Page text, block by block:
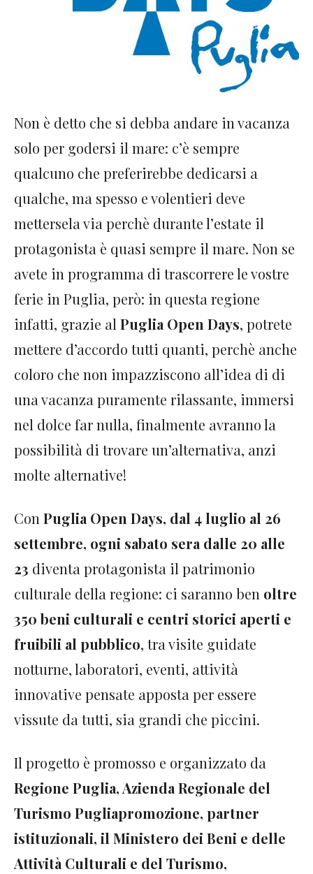
Non è detto che si debba andare in vacanza
solo per godersi il mare: c’è sempre
qualcuno che preferirebbe dedicarsi a
qualche, ma spesso e volentieri deve
mettersela via perchè durante l’estate il
protagonista è quasi sempre il mare. Non se
avete in programma di trascorrere le vostre
ferie in Puglia, però: in questa regione
infatti, grazie alPuglia Open Days, potrete
mettere d’accordo tutti quanti, perchè anche
coloro che non impazziscono all’idea di di
una vacanza puramente rilassante, immersi
nel dolce far nulla, finalmente avranno la
possibilità di trovare un’alternativa, anzi
molte alternative!
ConPuglia Open Days, dal 4 luglio al 26
settembre, ogni sabato sera dalle 20 alle
23 diventa protagonista il patrimonio
culturale della regione: ci saranno ben oltre
350 beni culturali e centri storici aperti e
fruibili al pubblico, tra visite guidate
notturne, laboratori, eventi, attività
innovative pensate apposta per essere
vissute da tutti, sia grandi che piccini.
Il progetto è promosso e organizzato da
Regione Puglia, Azienda Regionale del
Turismo Pugliapromozione, partner
istituzionali, il Ministero dei Beni e delle
Attività Culturali e del Turismo,